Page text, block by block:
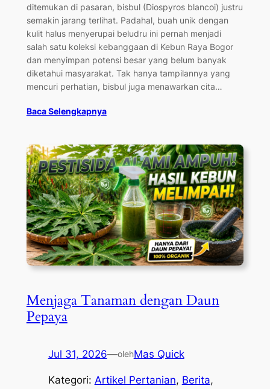
ditemukan di pasaran, bisbul (Diospyros blancoi) justru
semakin jarang terlihat. Padahal, buah unik dengan
kulit halus menyerupai beludru ini pernah menjadi
salah satu koleksi kebanggaan di Kebun Raya Bogor
dan menyimpan potensi besar yang belum banyak
diketahui masyarakat. Tak hanya tampilannya yang
mencuri perhatian, bisbul juga menawarkan cita…
Baca Selengkapnya
Menjaga Tanaman dengan Daun
Pepaya
Jul 31, 2026—olehMas Quick
Kategori: Artikel Pertanian, Berita